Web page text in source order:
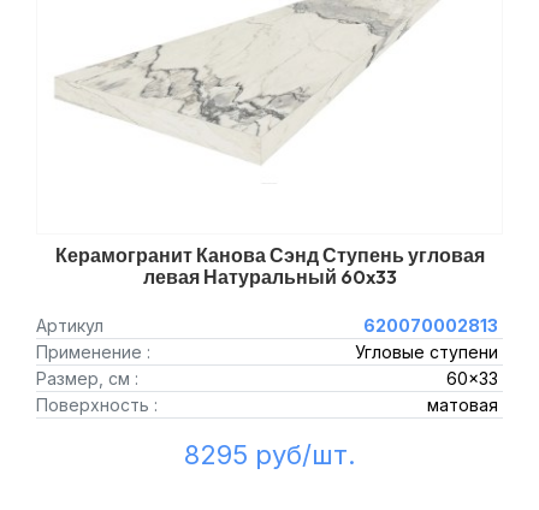
Керамогранит Канова Сэнд Ступень угловая
левая Натуральный 60x33
Артикул
620070002813
Применение :
Угловые ступени
Размер, см :
60x33
Поверхность :
матовая
8295 руб/шт.